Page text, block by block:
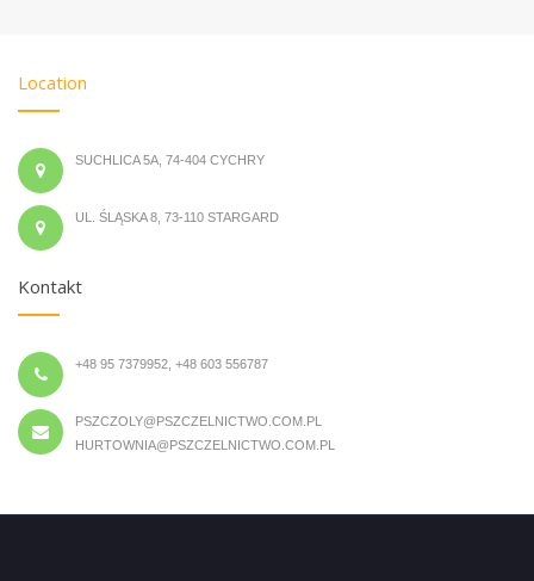
Location
SUCHLICA 5A, 74-404 CYCHRY
UL. ŚLĄSKA 8, 73-110 STARGARD
Kontakt
+48 95 7379952, +48 603 556787
PSZCZOLY@PSZCZELNICTWO.COM.PL
HURTOWNIA@PSZCZELNICTWO.COM.PL